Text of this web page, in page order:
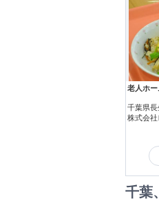
老人ホ
千葉県
株式会社
千葉